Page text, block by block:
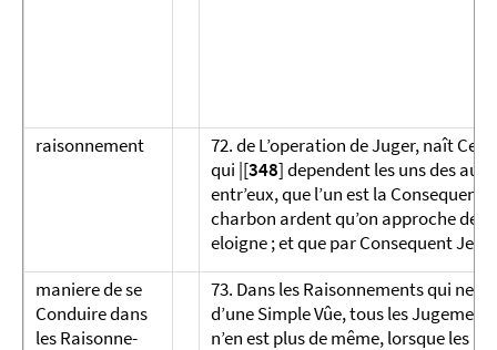
raisonnement
72. de L’operation de Juger, naît
qui |[348] dependent les uns des
entr’eux, que l’un est la
charbon ardent qu’on approche de
eloigne ; et que par Consequent Je
maniere de se
Conduire dans
les Raisonne­
73. Dans les Raisonnements qui ne
d’une Simple Vûe, tous les
n’en est plus de même, lorsque les